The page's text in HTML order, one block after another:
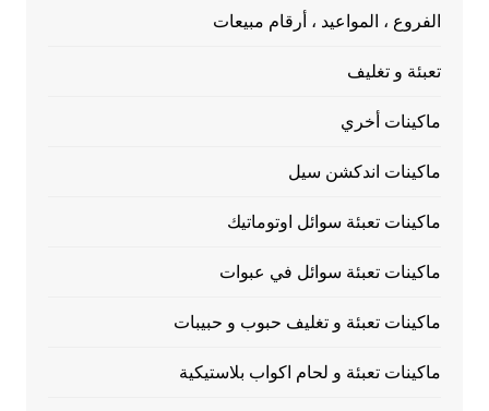
الفروع ، المواعيد ، أرقام مبيعات
تعبئة و تغليف
ماكينات أخري
ماكينات اندكشن سيل
ماكينات تعبئة سوائل اوتوماتيك
ماكينات تعبئة سوائل في عبوات
ماكينات تعبئة و تغليف حبوب و حبيبات
ماكينات تعبئة و لحام اكواب بلاستيكية